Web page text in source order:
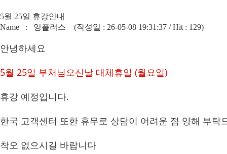
5월 25일 휴강안내
Name : 잉플러스 (작성일 : 26-05-08 19:31:37 / Hit : 129)
안녕하세요
5월 25일 부처님오신날 대체휴일 (월요일)
휴강 예정입니다.
한국 고객센터 또한 휴무로 상담이 어려운 점 양해 부탁
착오 없으시길 바랍니다